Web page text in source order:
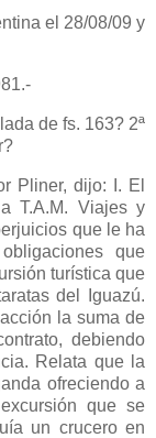
el 28/08/09 y
de fs. 163? 2ª
Pliner, dijo: I. El
T.A.M. Viajes y
que le ha
que
turística que
del Iguazú.
la suma de
debiendo
Relata que la
ofreciendo a
que se
un crucero en